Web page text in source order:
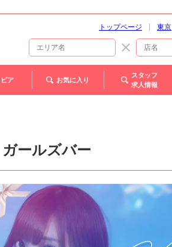
トップページ 東京
ア お気に入り
スタッフ
求人情報
ールズバー